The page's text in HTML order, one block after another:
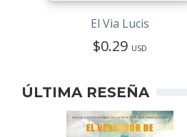
El Via Lucis
$0.29 USD
ÚLTIMA RESEÑA